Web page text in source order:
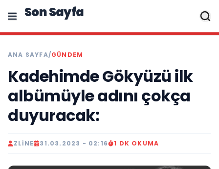
Son Sayfa
ANA SAYFA/GÜNDEM
Kadehimde Gökyüzü ilk
albümüyle adını çokça
duyuracak:
ZLINE 31.03.2023 - 02:16 1 DK OKUMA